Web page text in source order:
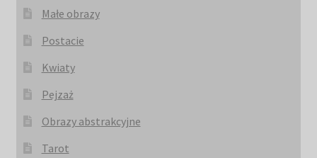
Małe obrazy
Postacie
Kwiaty
Pejzaż
Obrazy abstrakcyjne
Tarot